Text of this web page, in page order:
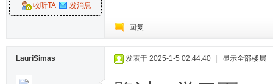
收听TA
发消息
回复
LauriSimas 发表于 2025-1-5 02:44:40 显示全部楼层